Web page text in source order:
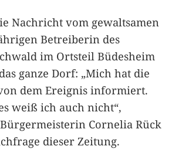
Nachricht vom gewaltsamen
Betreiberin des
im Ortsteil Büdesheim
ganze Dorf: „Mich hat die
dem Ereignis informiert.
weiß ich auch nicht“,
Cornelia Rück
dieser Zeitung.